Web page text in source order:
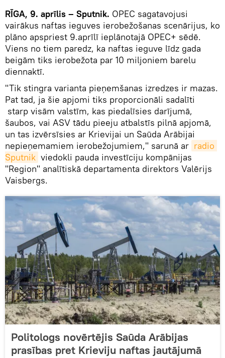
RĪGA, 9. aprīlis – Sputnik. OPEC sagatavojusi
vairākus naftas ieguves ierobežošanas scenārijus, ko
plāno apspriest 9.aprīlī ieplānotajā OPEC+ sēdē.
Viens no tiem paredz, ka naftas ieguve līdz gada
beigām tiks ierobežota par 10 miljoniem barelu
diennaktī.
"Tik stingra varianta pieņemšanas izredzes ir mazas.
Pat tad, ja šie apjomi tiks proporcionāli sadalīti
starp visām valstīm, kas piedalīsies darījumā,
šaubos, vai ASV tādu pieeju atbalstīs pilnā apjomā,
un tas izvērsīsies ar Krievijai un Saūda Arābijai
nepieņemamiem ierobežojumiem," sarunā ar radio
Sputnik viedokli pauda investīciju kompānijas
"Region" analītiskā departamenta direktors Valērijs
Vaisbergs.
Politologs novērtējis Saūda Arābijas
prasības pret Krieviju naftas jautājumā